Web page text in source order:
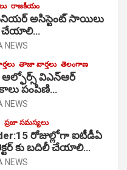
రాజకీయం
సీనియర్ అసిస్టెంట్ సాయిలు
చేయాలి…
NEWS
తాజా వార్తలు తెలంగాణ
ఆల్ఫోర్స్ విఎన్ఆర్
పంపిణి…
NEWS
ప్రజా సమస్యలు
రోజుల్లోగా ఐటీడీఏ
కు బదిలీ చేయాలి…
NEWS